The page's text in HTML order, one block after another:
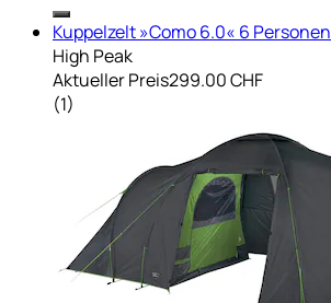
Kuppelzelt »Como 6.0« 6 Personen
High Peak
Aktueller Preis299.00 CHF
(1)